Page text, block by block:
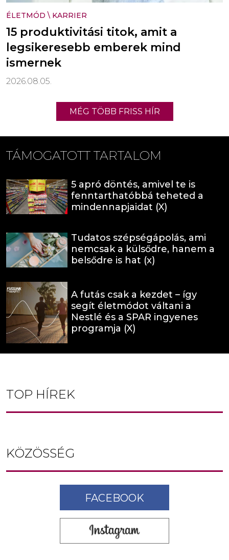
ÉLETMÓD \ KARRIER
15 produktivitási titok, amit a
legsikeresebb emberek mind
ismernek
2026.08.05.
MÉG TÖBB FRISS HÍR
TÁMOGATOTT TARTALOM
5 apró döntés, amivel te is
fenntarthatóbbá teheted a
mindennapjaidat (X)
Tudatos szépségápolás, ami
nemcsak a külsődre, hanem a
belsődre is hat (x)
A futás csak a kezdet – így
segít életmódot váltani a
Nestlé és a SPAR ingyenes
programja (X)
TOP HÍREK
KÖZÖSSÉG
FACEBOOK